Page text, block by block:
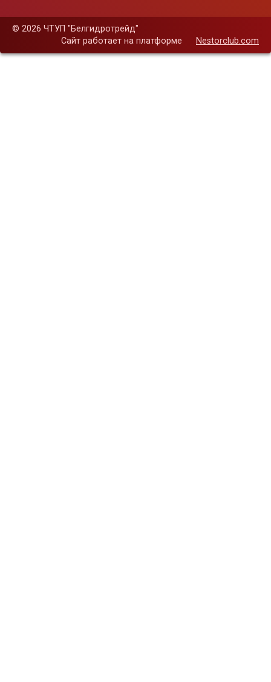
© 2026 ЧТУП "Белгидротрейд"
Сайт работает на платформе
Nestorclub.com